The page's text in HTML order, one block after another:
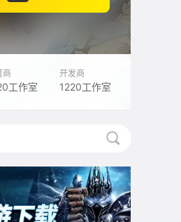
商
工作室
开发商
1220工作室